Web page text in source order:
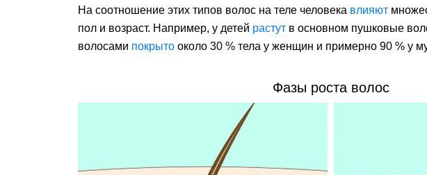
На соотношение этих типов волос на теле человека влияют
пол и возраст. Например, у детей растут в основном пушковые
волосами покрыто около 30 % тела у женщин и примерно 90 % у
Фазы роста волос